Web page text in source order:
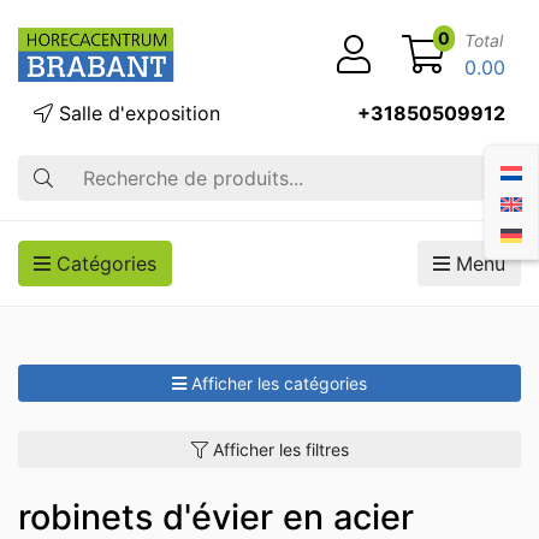
Recherche
Salle d'exposition +31850509912
0 Total
0.00
Catégories Menu
Afficher les catégories
Afficher les filtres
robinets d'évier en acier